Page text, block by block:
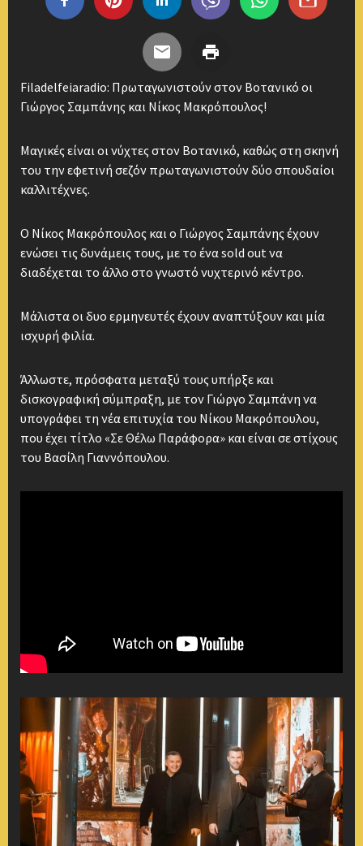
Filadelfeiaradio: Πρωταγωνιστούν στον Βοτανικό οι
Γιώργος Σαμπάνης και Νίκος Μακρόπουλος!
Μαγικές είναι οι νύχτες στον Βοτανικό, καθώς στη σκηνή
του την εφετινή σεζόν πρωταγωνιστούν δύο σπουδαίοι
καλλιτέχνες.
Ο Νίκος Μακρόπουλος και ο Γιώργος Σαμπάνης έχουν
ενώσει τις δυνάμεις τους, με το ένα sold out να
διαδέχεται το άλλο στο γνωστό νυχτερινό κέντρο.
Μάλιστα οι δυο ερμηνευτές έχουν αναπτύξουν και μία
ισχυρή φιλία.
Άλλωστε, πρόσφατα μεταξύ τους υπήρξε και
δισκογραφική σύμπραξη, με τον Γιώργο Σαμπάνη να
υπογράφει τη νέα επιτυχία του Νίκου Μακρόπουλου,
που έχει τίτλο «Σε Θέλω Παράφορα» και είναι σε στίχους
του Βασίλη Γιαννόπουλου.